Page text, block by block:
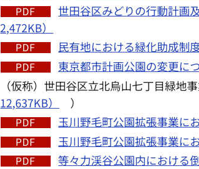
世田谷区みどりの行動計画
2,472KB）
民有地における緑化助成制
東京都市計画公園の変更に
（仮称）世田谷区立北烏山七丁目緑地
12,637KB）
）
玉川野毛町公園拡張事業に
玉川野毛町公園拡張事業に
等々力渓谷公園内における